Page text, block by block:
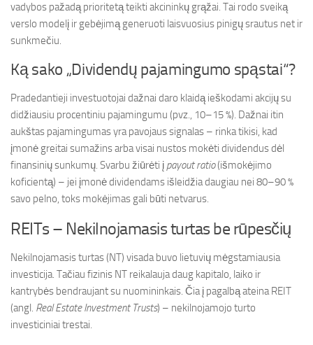
vadybos pažadą prioritetą teikti akcininkų grąžai. Tai rodo sveiką
verslo modelį ir gebėjimą generuoti laisvuosius pinigų srautus net ir
sunkmečiu.
Ką sako „Dividendų pajamingumo spąstai“?
Pradedantieji investuotojai dažnai daro klaidą ieškodami akcijų su
didžiausiu procentiniu pajamingumu (pvz., 10–15 %). Dažnai itin
aukštas pajamingumas yra pavojaus signalas – rinka tikisi, kad
įmonė greitai sumažins arba visai nustos mokėti dividendus dėl
finansinių sunkumų. Svarbu žiūrėti į payout ratio(išmokėjimo
koficientą) – jei įmonė dividendams išleidžia daugiau nei 80–90 %
savo pelno, toks mokėjimas gali būti netvarus.
REITs – Nekilnojamasis turtas be rūpesčių
Nekilnojamasis turtas (NT) visada buvo lietuvių mėgstamiausia
investicija. Tačiau fizinis NT reikalauja daug kapitalo, laiko ir
kantrybės bendraujant su nuomininkais. Čia į pagalbą ateina REIT
(angl. Real Estate Investment Trusts) – nekilnojamojo turto
investiciniai trestai.